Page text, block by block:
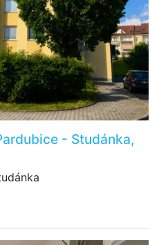
- Studánka,